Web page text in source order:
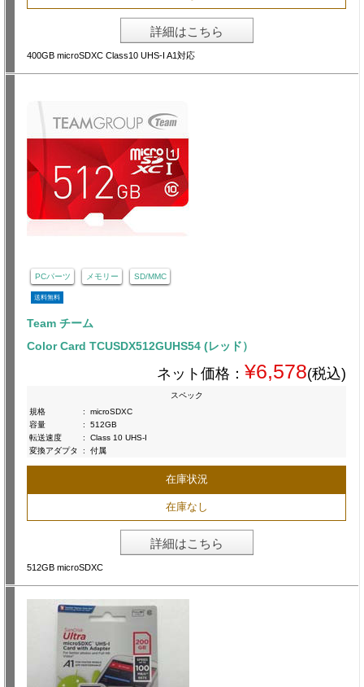
詳細はこちら
400GB microSDXC Class10 UHS-I A1対応
PCパーツ メモリー SD/MMC
送料無料
Team チーム
Color Card TCUSDX512GUHS54 (レッド）
ネット価格： ¥6,578(税込)
スペック
規格
:
microSDXC
容量
:
512GB
転送速度
:
Class 10 UHS-I
変換アダプタ
: 付属
在庫状況
在庫なし
詳細はこちら
512GB microSDXC